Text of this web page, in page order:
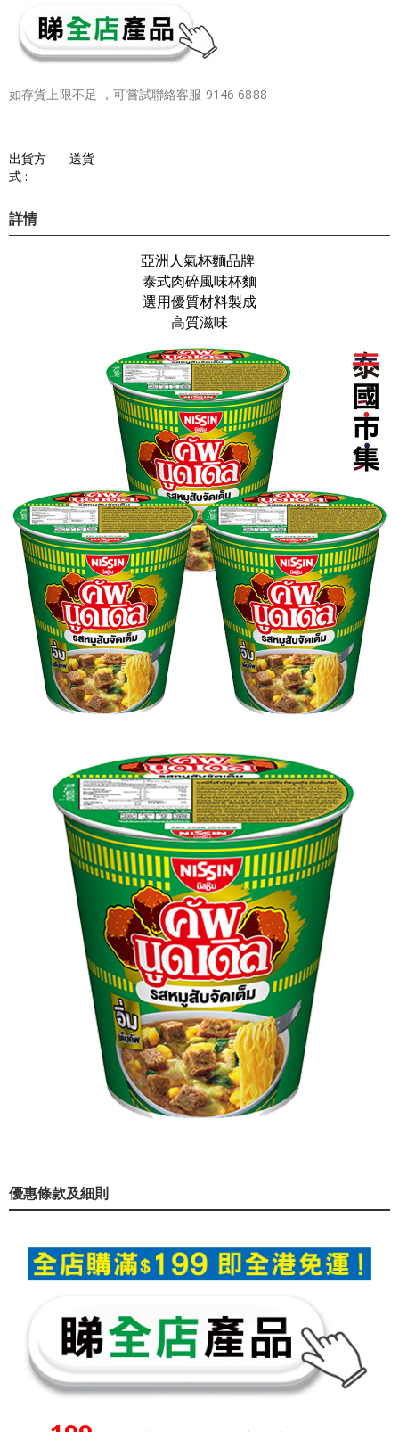
如存貨上限不足 ，可嘗試聯絡客服 9146 6888
出貨方
式 :
送貨
詳情
亞洲人氣杯麵品牌
泰式肉碎風味杯麵
選用優質材料製成
高質滋味
優惠條款及細則